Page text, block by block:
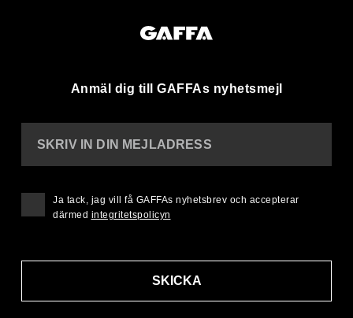
Anmäl dig till GAFFAs nyhetsmejl
SKRIV IN DIN MEJLADRESS
SKICKA
Ja tack, jag vill få GAFFAs nyhetsbrev och accepterar
därmed integritetspolicyn